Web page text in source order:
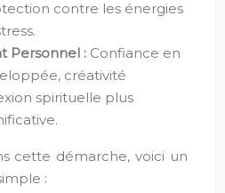
contre les énergies
Personnel : Confiance en
créativité
spirituelle plus
cette démarche, voici un
: